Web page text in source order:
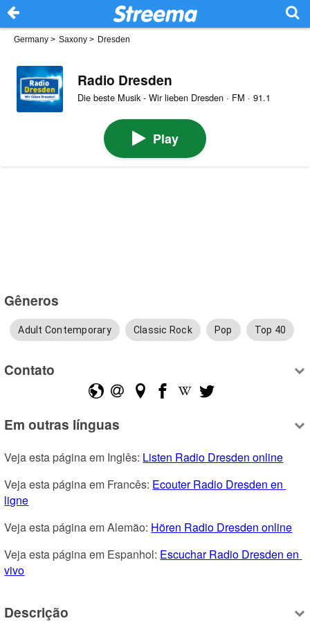
Germany > Saxony > Dresden
Radio Dresden
Die beste Musik - Wir lieben Dresden · FM · 91.1
Play
Gêneros
Adult Contemporary Classic Rock Pop Top 40
Contato
Em outras línguas
Veja esta página em Inglês: Listen Radio Dresden online
Veja esta página em Francês: Ecouter Radio Dresden en
ligne
Veja esta página em Alemão: Hören Radio Dresden online
Veja esta página em Espanhol: Escuchar Radio Dresden en
vivo
Descrição